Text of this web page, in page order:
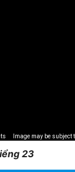
Image may be subject
23